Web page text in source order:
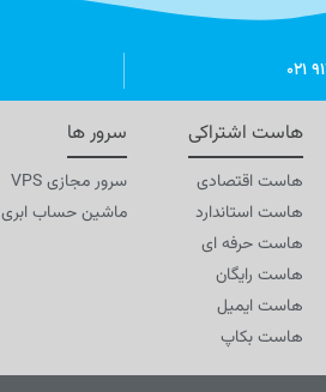
هاست اشتراکی
هاست اقتصادی
هاست استاندارد
هاست حرفه ای
هاست رایگان
هاست ایمیل
هاست بکاپ
سرور ها
سرور مجازی VPS
ماشین حساب ابری